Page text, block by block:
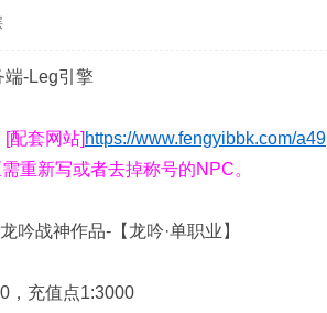
-Leg引擎
配套网站] https://www.fengyibbk.com/a49
重新写或者去掉称号的NPC。
战神作品-【龙吟·单职业】
充值点1:3000